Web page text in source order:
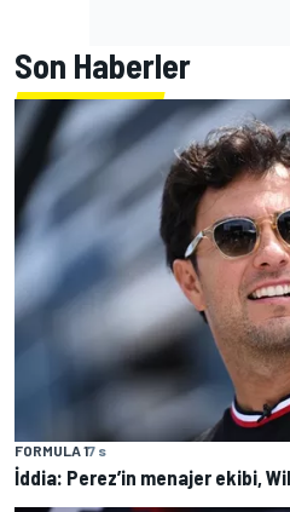
Son Haberler
FORMULA 17 s
İddia: Perez’in menajer ekibi,